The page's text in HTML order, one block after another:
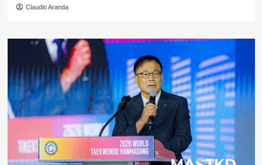
Claudio Aranda